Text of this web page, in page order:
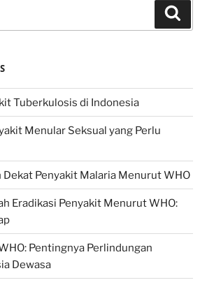
Tuberkulosis di Indonesia
Menular Seksual yang Perlu
Penyakit Malaria Menurut WHO
Eradikasi Penyakit Menurut WHO:
Pentingnya Perlindungan
Dewasa